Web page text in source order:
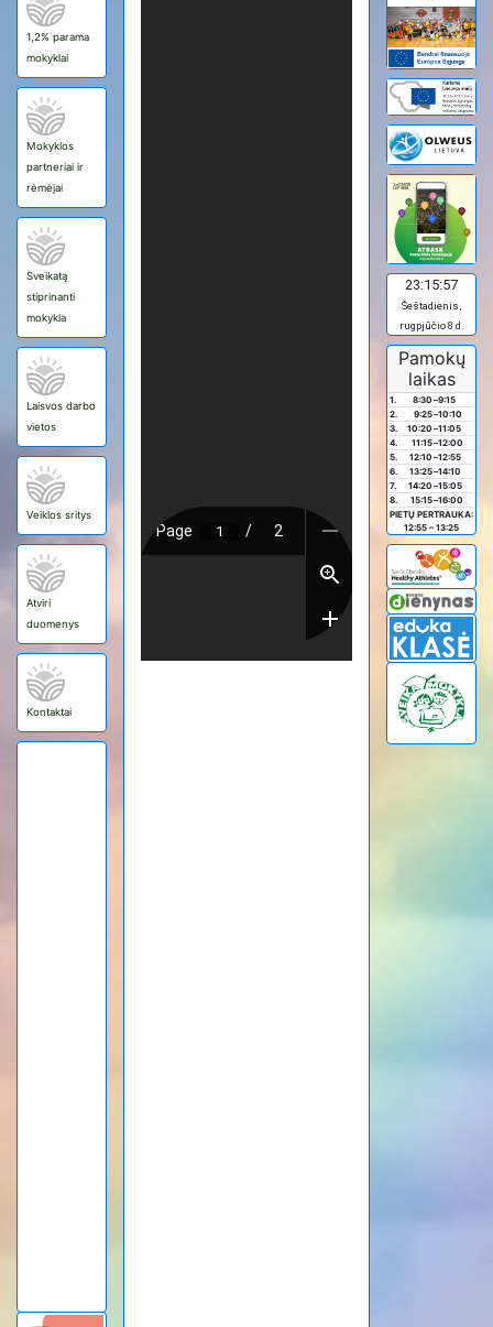
1,2% parama
mokyklai
Mokyklos
partneriai ir
rėmėjai
Sveikatą
stiprinanti
mokykla
Laisvos darbo
vietos
Veiklos sritys
Atviri
duomenys
Kontaktai
23:15:58
Šeštadienis,
rugpjūčio 8 d.
Pamokų
laikas
1. 8:30 –9:15
2.
9:25–10:10
3.
10:20 –11:05
4.
11:15–12:00
5.
12:10 –12:55
6.
13:25–14:10
7.
14:20 –15:05
8.
15:15–16:00
PIETŲ PERTRAUKA:
12:55 – 13:25